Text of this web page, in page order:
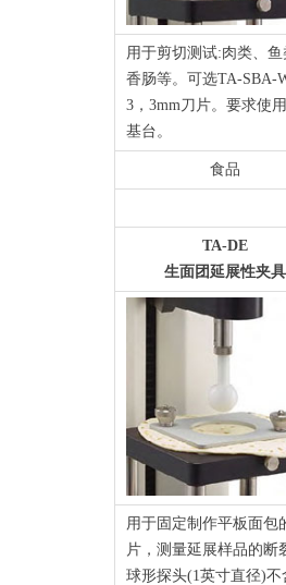
用于剪切测试:肉类、鱼
香肠等。可选TA-SBA-
3，3mm刀片。要求使
基台。
食品
TA-DE
生面团延展性夹具
用于固定制作平板面包
片，测量延展样品的断
球形探头(1英寸直径)不